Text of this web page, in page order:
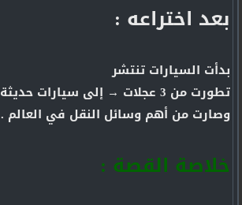
بعد اختراعه :
بدأت السيارات تنتشر
تطورت من 3 عجلات → إلى سيارات حديثة
وصارت من أهم وسائل النقل في العالم .
خلاصة القصة :